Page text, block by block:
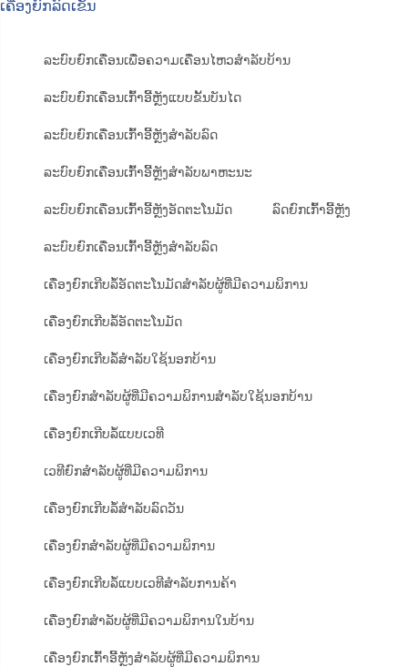
ເຄື່ອງຍົກລົດເຂັນ
ລະບົບຍົກເຄື່ອນເພື່ອຄວາມເຄື່ອນໄຫວສຳລັບບ້ານ
ລະບົບຍົກເຄື່ອນເກົ້າອີ້ຫຼັງແບບຂັ້ນບັນໄດ
ລະບົບຍົກເຄື່ອນເກົ້າອີ້ຫຼັງສຳລັບລົດ
ລະບົບຍົກເຄື່ອນເກົ້າອີ້ຫຼັງສຳລັບພາຫະນະ
ລະບົບຍົກເຄື່ອນເກົ້າອີ້ຫຼັງອັດຕະໂນມັດ ລົດຍົກເກົ້າອີ້ຫຼັງ
ລະບົບຍົກເຄື່ອນເກົ້າອີ້ຫຼັງສຳລັບລົດ
ເຄື່ອງຍົກເກີບລໍ້ອັດຕະໂນມັດສຳລັບຜູ້ທີ່ມີຄວາມພິການ
ເຄື່ອງຍົກເກີບລໍ້ອັດຕະໂນມັດ
ເຄື່ອງຍົກເກີບລໍ້ສຳລັບໃຊ້ນອກບ້ານ
ເຄື່ອງຍົກສຳລັບຜູ້ທີ່ມີຄວາມພິການສຳລັບໃຊ້ນອກບ້ານ
ເຄື່ອງຍົກເກີບລໍ້ແບບເວທີ
ເວທີຍົກສຳລັບຜູ້ທີ່ມີຄວາມພິການ
ເຄື່ອງຍົກເກີບລໍ້ສຳລັບລົດວັນ
ເຄື່ອງຍົກສຳລັບຜູ້ທີ່ມີຄວາມພິການ
ເຄື່ອງຍົກເກີບລໍ້ແບບເວທີສຳລັບການຄ້າ
ເຄື່ອງຍົກສຳລັບຜູ້ທີ່ມີຄວາມພິການໃນບ້ານ
ເຄື່ອງຍົກເກົ້າອີ້ຫຼັງສຳລັບຜູ້ທີ່ມີຄວາມພິການ